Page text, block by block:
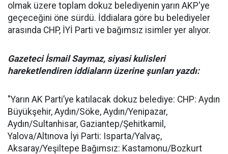
olmak üzere toplam dokuz belediyenin yarın AKP'ye
geçeceğini öne sürdü. İddialara göre bu belediyeler
arasında CHP, İYİ Parti ve bağımsız isimler yer alıyor.
Gazeteci İsmail Saymaz, siyasi kulisleri
hareketlendiren iddiaların üzerine şunları yazdı:
"Yarın AK Parti’ye katılacak dokuz belediye: CHP: Aydın
Büyükşehir, Aydın/Söke, Aydın/Yenipazar,
Aydın/Sultanhisar, Gaziantep/Şehitkamil,
Yalova/Altınova İyi Parti: Isparta/Yalvaç,
Aksaray/Yeşiltepe Bağımsız: Kastamonu/Bozkurt